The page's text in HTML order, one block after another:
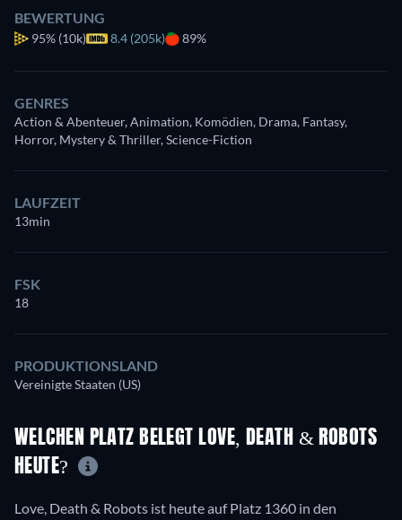
BEWERTUNG
95% (10k) 8.4 (205k) 89%
GENRES
Action & Abenteuer, Animation, Komödien, Drama, Fantasy,
Horror, Mystery & Thriller, Science-Fiction
LAUFZEIT
13min
FSK
18
PRODUKTIONSLAND
Vereinigte Staaten (US)
WELCHEN PLATZ BELEGT LOVE, DEATH & ROBOTS
HEUTE?
Love, Death & Robots ist heute auf Platz 1360 in den